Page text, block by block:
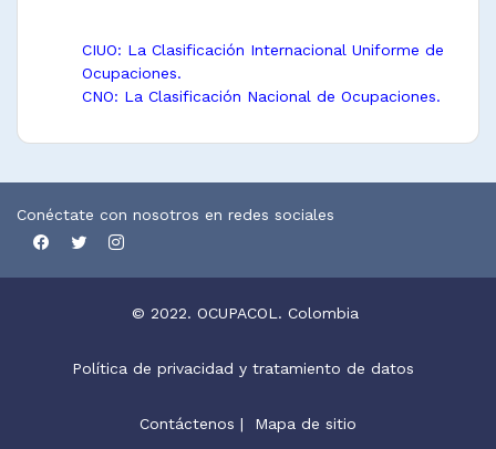
CIUO: La Clasificación Internacional Uniforme de
Ocupaciones.
CNO: La Clasificación Nacional de Ocupaciones.
Conéctate con nosotros en redes sociales
© 2022. OCUPACOL. Colombia
Política de privacidad y tratamiento de datos
Contáctenos | Mapa de sitio